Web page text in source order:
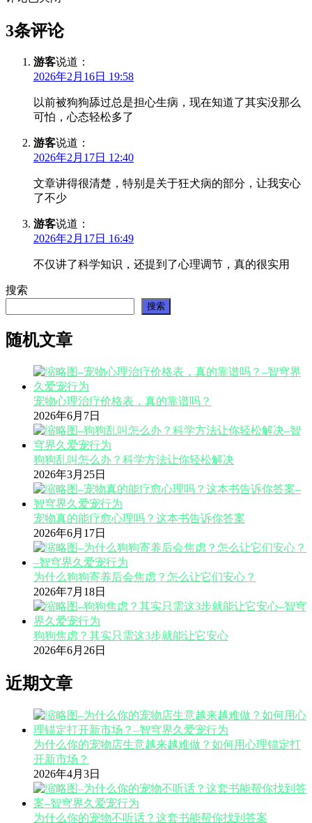
3条评论
游客说道：
2026年2月16日 19:58
以前被狗狗舔过总是担心生病，现在知道了其实没那么
可怕，心态轻松多了
游客说道：
2026年2月17日 12:40
文章讲得很清楚，特别是关于狂犬病的部分，让我安心
了不少
游客说道：
2026年2月17日 16:49
不仅讲了科学知识，还提到了心理调节，真的很实用
搜索
搜索
随机文章
宠物心理治疗价格表，真的靠谱吗？
2026年6月7日
狗狗乱叫怎么办？科学方法让你轻松解决
2026年3月25日
宠物真的能疗愈心理吗？这本书告诉你答案
2026年6月17日
为什么狗狗寄养后会焦虑？怎么让它们安心？
2026年7月18日
狗狗焦虑？其实只需这3步就能让它安心
2026年6月26日
近期文章
为什么你的宠物店生意越来越难做？如何用心理锚定打
开新市场？
2026年4月3日
为什么你的宠物不听话？这套书能帮你找到答案